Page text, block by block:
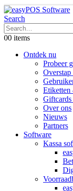
Search
00 items
Ontdek nu
Probeer
Overstap
Etiketten
Over ons
Nieuws
Partners
Software
Kassa